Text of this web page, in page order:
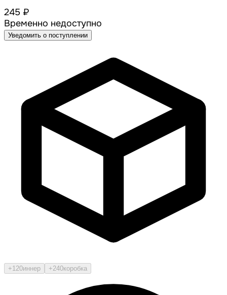
245 ₽
Временно недоступно
Уведомить о поступлении
+120иннер +240коробка